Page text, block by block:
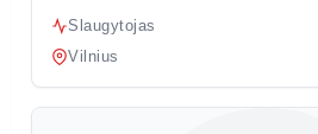
Slaugytojas
Vilnius